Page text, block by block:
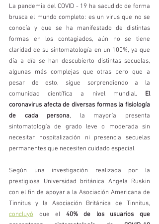
La pandemia del COVID - 19 ha sacudido de forma
brusca el mundo completo: es un virus que no se
conocía y que se ha manifestado de distintas
formas en los contagiados, aún no se tiene
claridad de su sintomatología en un 100%, ya que
día a día se han descubierto distintas secuelas,
algunas más complejas que otras pero que a
pesar de esto, sigue sorprendiendo a la
comunidad científica a nivel mundial. El
coronavirus afecta de diversas formas la fisiología
de cada persona, la mayoría presenta
sintomatología de grado leve o moderada sin
necesitar hospitalización ni presencia secuelas
permanentes que necesiten cuidado especial.
Según una investigación realizada por la
prestigiosa Universidad británica Angela Ruskin
con el fin de apoyar a la Asociación Americana de
concluyó que el 40% de los usuarios que